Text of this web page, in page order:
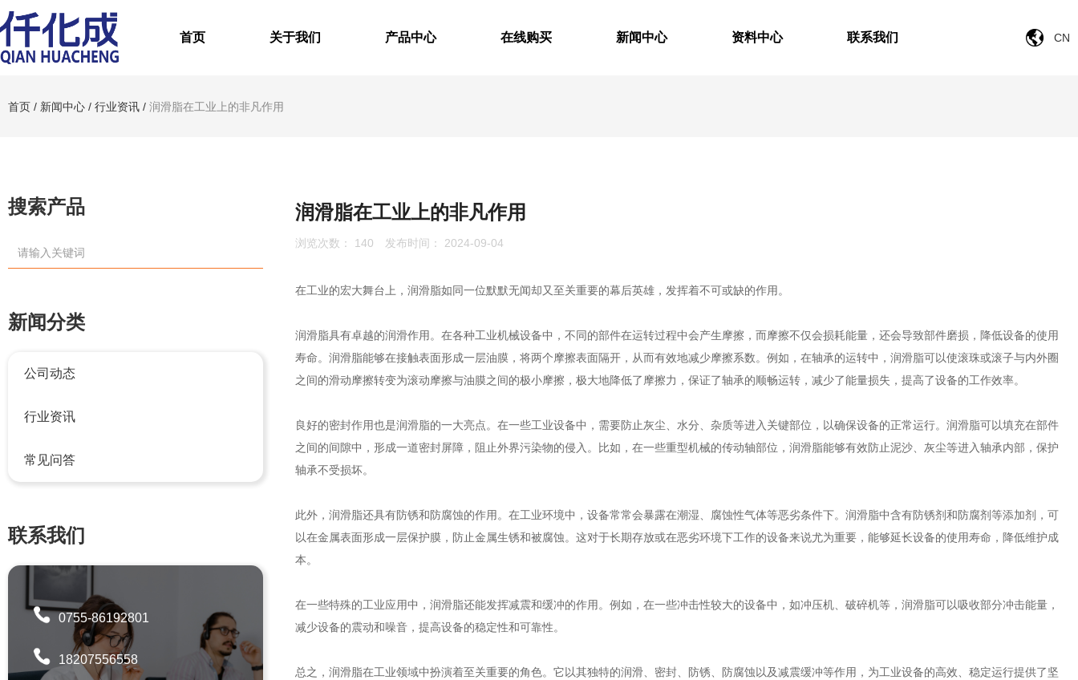
首页 关于我们 产品中心 在线购买 新闻中心 资料中心 联系我们 CN
首页 / 新闻中心 / 行业资讯 / 润滑脂在工业上的非凡作用
搜索产品
新闻分类
公司动态
行业资讯
常见问答
联系我们
0755-86192801
18207556558
润滑脂在工业上的非凡作用
浏览次数： 140 发布时间： 2024-09-04
在工业的宏大舞台上，润滑脂如同一位默默无闻却又至关重要的幕后英雄，发挥着不可或缺的作用。
润滑脂具有卓越的润滑作用。在各种工业机械设备中，不同的部件在运转过程中会产生摩擦，而摩擦不仅会损耗能量，还会导致部件磨损，降低设备的使用
寿命。润滑脂能够在接触表面形成一层油膜，将两个摩擦表面隔开，从而有效地减少摩擦系数。例如，在轴承的运转中，润滑脂可以使滚珠或滚子与内外圈
之间的滑动摩擦转变为滚动摩擦与油膜之间的极小摩擦，极大地降低了摩擦力，保证了轴承的顺畅运转，减少了能量损失，提高了设备的工作效率。
良好的密封作用也是润滑脂的一大亮点。在一些工业设备中，需要防止灰尘、水分、杂质等进入关键部位，以确保设备的正常运行。润滑脂可以填充在部件
之间的间隙中，形成一道密封屏障，阻止外界污染物的侵入。比如，在一些重型机械的传动轴部位，润滑脂能够有效防止泥沙、灰尘等进入轴承内部，保护
轴承不受损坏。
此外，润滑脂还具有防锈和防腐蚀的作用。在工业环境中，设备常常会暴露在潮湿、腐蚀性气体等恶劣条件下。润滑脂中含有防锈剂和防腐剂等添加剂，可
以在金属表面形成一层保护膜，防止金属生锈和被腐蚀。这对于长期存放或在恶劣环境下工作的设备来说尤为重要，能够延长设备的使用寿命，降低维护成
本。
在一些特殊的工业应用中，润滑脂还能发挥减震和缓冲的作用。例如，在一些冲击性较大的设备中，如冲压机、破碎机等，润滑脂可以吸收部分冲击能量，
减少设备的震动和噪音，提高设备的稳定性和可靠性。
总之，润滑脂在工业领域中扮演着至关重要的角色。它以其独特的润滑、密封、防锈、防腐蚀以及减震缓冲等作用，为工业设备的高效、稳定运行提供了坚